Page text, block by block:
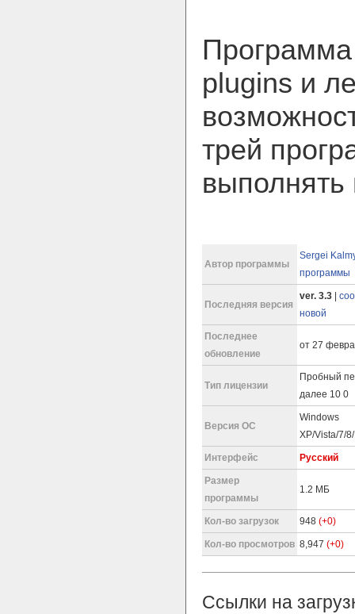
plugins и
трей
Автор программы
Sergei
программы
Последняя версия
ver. 3.3
новой
Последнее
обновление
от 27
Тип лицензии
Пробный
далее 10 0
Версия ОС
Windows
XP/Vista/7/
Интерфейс Русский
Размер
программы
1.2 МБ
Кол-во загрузок 948 (+0)
Кол-во просмотров 8,947 (+0)
Ссылки на